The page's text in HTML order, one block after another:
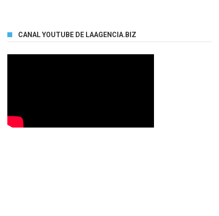
CANAL YOUTUBE DE LAAGENCIA.BIZ